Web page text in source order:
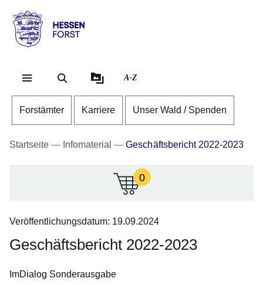
Hessen
Forst
A-Z
Forstämter Karriere Unser Wald / Spenden
Startseite Infomaterial Geschäftsbericht 2022-2023
0:Zur
keine
in
Veröffentlichungsdatum: 19.09.2024
Geschäftsbericht 2022-2023
ImDialog Sonderausgabe